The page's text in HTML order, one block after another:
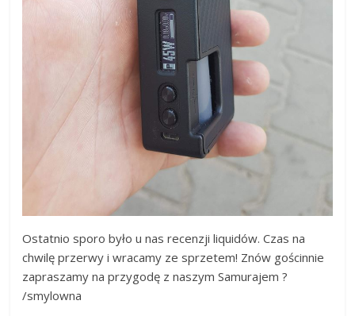
Ostatnio sporo było u nas recenzji liquidów. Czas na
chwilę przerwy i wracamy ze sprzetem! Znów gościnnie
zapraszamy na przygodę z naszym Samurajem ?
/smylowna